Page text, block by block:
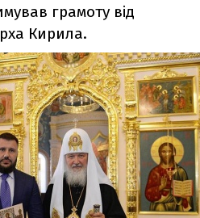
грамоту від
Кирила.